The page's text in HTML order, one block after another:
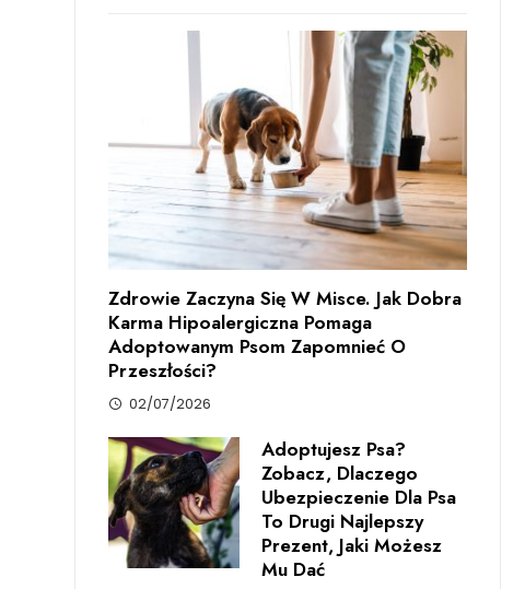
Zdrowie Zaczyna Się W Misce. Jak Dobra
Karma Hipoalergiczna Pomaga
Adoptowanym Psom Zapomnieć O
Przeszłości?
02/07/2026
Adoptujesz Psa?
Zobacz, Dlaczego
Ubezpieczenie Dla Psa
To Drugi Najlepszy
Prezent, Jaki Możesz
Mu Dać